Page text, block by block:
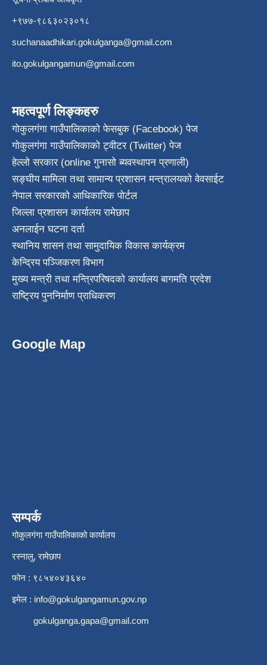
+९७७-९८६३०२३०१८
suchanaadhikari.gokulganga@gmail.com
ito.gokulgangamun@gmail.com
महत्वपूर्ण लिङ्कहरु
गोकुलगंगा गाउँपालिकाको फेसबुक (Facebook) पेज
गोकुलगंगा गाउँपालिकाको ट्वीटर (Twitter) पेज
हेल्लो सरकार (online गुनासो ब्यवस्थापन प्रणाली)
सङ्घीय मामिला तथा सामान्य प्रशासन मन्त्रालयको वेवसाईट
नेपाल सरकारको आधिकारिक पोर्टल
जिल्ला प्रशासन कार्यालय रामेछाप
अनलाईन घटना दर्ता
स्थानिय शासन तथा सामुदायिक विकास कार्यक्रम
केन्द्रिय पञ्जिकरण विभाग
मुख्य मन्त्री तथा मन्त्रिपरिषदको कार्यालय बागमति प्रदेश
राष्ट्रिय पुननिर्माण प्राधिकरण
Google Map
सम्पर्क
गोकुलगंगा गाउँपालिकाको कार्यालय
रस्नालु, रामेछाप
फोन : ९८५४०४३६४०
इमेल : info@gokulgangamun.gov.np
gokulganga.gapa@gmail.com